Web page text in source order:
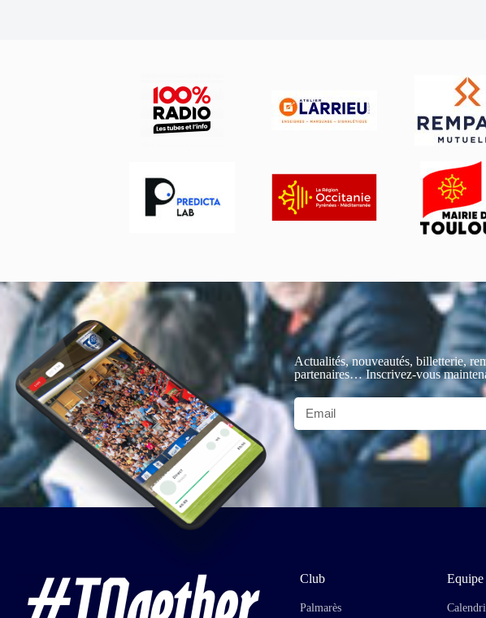
Actualités, nouveautés, billetterie,
partenaires… Inscrivez-vous
Club
Palmarès
Equipe